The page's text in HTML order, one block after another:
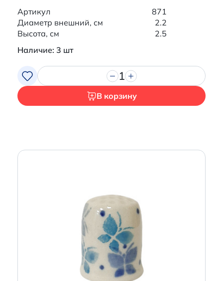
Артикул
871
Диаметр внешний, см
2.2
Высота, см
2.5
Наличие: 3 шт
1
В корзину